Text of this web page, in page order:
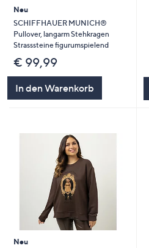
Neu
SCHIFFHAUER MUNICH®
Pullover, langarm Stehkragen
Strasssteine figurumspielend
€ 99,99
In den Warenkorb
Neu